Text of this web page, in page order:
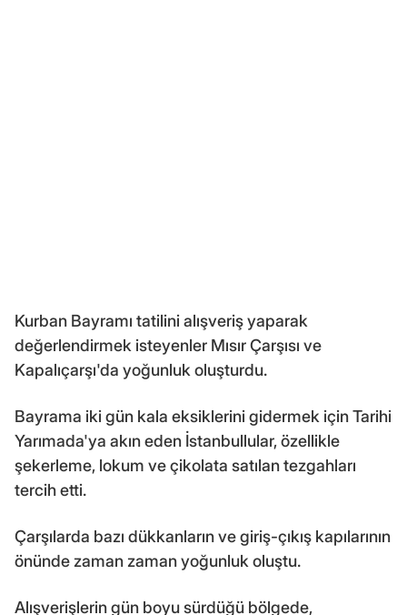
Kurban Bayramı tatilini alışveriş yaparak
değerlendirmek isteyenler Mısır Çarşısı ve
Kapalıçarşı'da yoğunluk oluşturdu.
Bayrama iki gün kala eksiklerini gidermek için Tarihi
Yarımada'ya akın eden İstanbullular, özellikle
şekerleme, lokum ve çikolata satılan tezgahları
tercih etti.
Çarşılarda bazı dükkanların ve giriş-çıkış kapılarının
önünde zaman zaman yoğunluk oluştu.
Alışverişlerin gün boyu sürdüğü bölgede,